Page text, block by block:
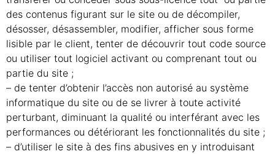
des contenus figurant sur le site ou de décompiler,
désosser, désassembler, modifier, afficher sous forme
lisible par le client, tenter de découvrir tout code source
ou utiliser tout logiciel activant ou comprenant tout ou
partie du site ;
– de tenter d’obtenir l’accès non autorisé au système
informatique du site ou de se livrer à toute activité
perturbant, diminuant la qualité ou interférant avec les
performances ou détériorant les fonctionnalités du site ;
– d’utiliser le site à des fins abusives en y introduisant